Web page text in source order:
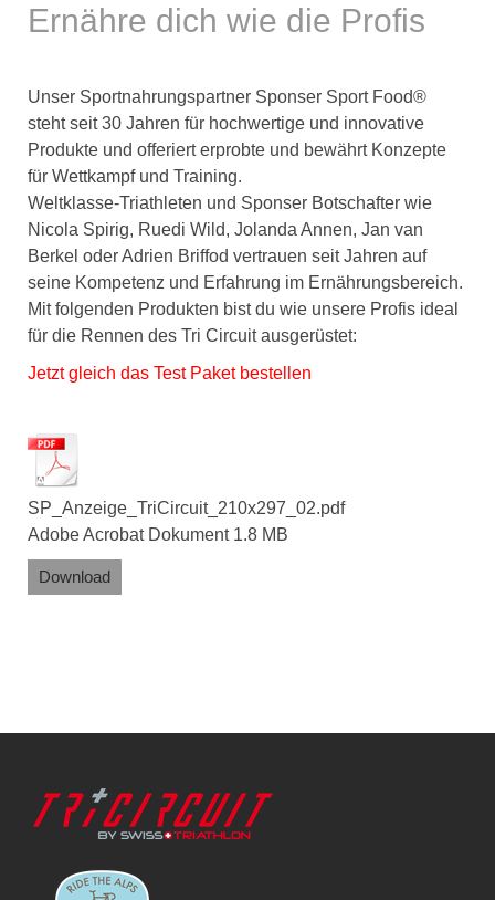
Ernähre dich wie die Profis
Unser Sportnahrungspartner Sponser Sport Food®
steht seit 30 Jahren für hochwertige und innovative
Produkte und offeriert erprobte und bewährt Konzepte
für Wettkampf und Training.
Weltklasse-Triathleten und Sponser Botschafter wie
Nicola Spirig, Ruedi Wild, Jolanda Annen, Jan van
Berkel oder Adrien Briffod vertrauen seit Jahren auf
seine Kompetenz und Erfahrung im Ernährungsbereich.
Mit folgenden Produkten bist du wie unsere Profis ideal
für die Rennen des Tri Circuit ausgerüstet:
Jetzt gleich das Test Paket bestellen
SP_Anzeige_TriCircuit_210x297_02.pdf
Adobe Acrobat Dokument 1.8 MB
Download